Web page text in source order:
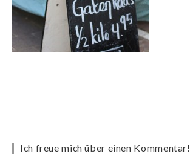
Ich freue mich über einen Kommentar!